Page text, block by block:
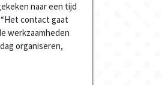
naar een tijd
contact gaat
werkzaamheden
organiseren,